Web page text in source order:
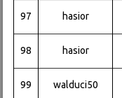
97 hasior
98 hasior
99 walduci50